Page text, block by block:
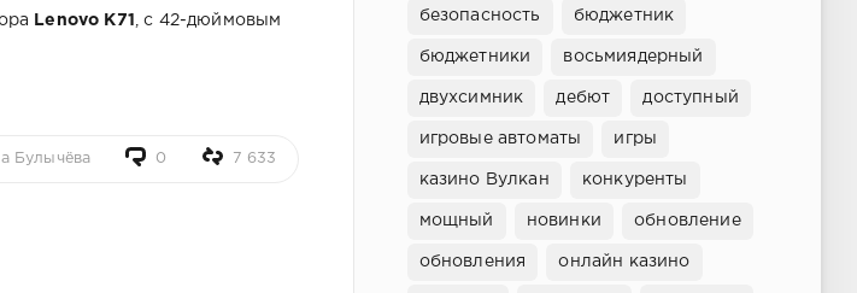
Lenovo K71
, с 42-дюймовым
Булычёва 0 7 633
безопасность бюджетник
бюджетники восьмиядерный
двухсимник дебют доступный
игровые автоматы игры
казино Вулкан конкуренты
мощный новинки обновление
обновления онлайн казино